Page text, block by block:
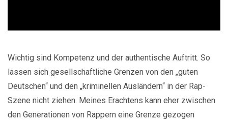
Wichtig sind Kompetenz und der authentische Auftritt. So
lassen sich gesellschaftliche Grenzen von den „guten
Deutschen“ und den „kriminellen Ausländern“ in der Rap-
Szene nicht ziehen. Meines Erachtens kann eher zwischen
den Generationen von Rappern eine Grenze gezogen